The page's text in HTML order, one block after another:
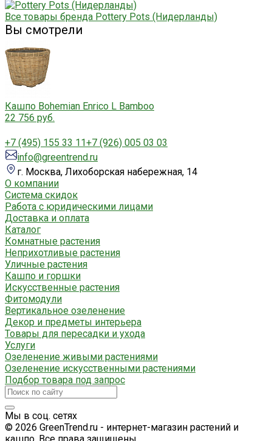
Все товары бренда Pottery Pots (Нидерланды)
Вы смотрели
Кашпо Bohemian Enrico L Bamboo
22 756 руб.
+7 (495) 155 33 11+7 (926) 005 03 03
info@greentrend.ru
г. Москва, Лихоборская набережная, 14
О компании
Система скидок
Работа с юридическими лицами
Доставка и оплата
Каталог
Комнатные растения
Неприхотливые растения
Уличные растения
Кашпо и горшки
Искусственные растения
Фитомодули
Вертикальное озеленение
Декор и предметы интерьера
Товары для пересадки и ухода
Услуги
Озеленение живыми растениями
Озеленение искусственными растениями
Подбор товара под запрос
Мы в соц. сетях
© 2026 GreenTrend.ru - интернет-магазин растений и